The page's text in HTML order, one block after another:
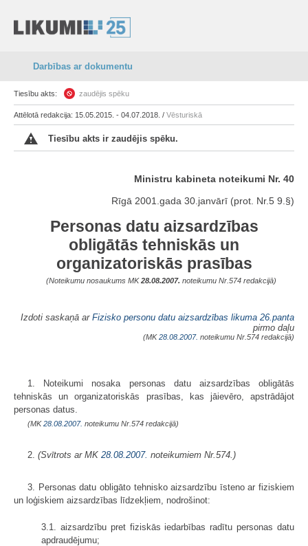
Darbības ar dokumentu
Tiesību akts: zaudējis spēku
Attēlotā redakcija: 15.05.2015. - 04.07.2018. / Vēsturiskā
Tiesību akts ir zaudējis spēku.
Ministru kabineta noteikumi Nr. 40
Rīgā 2001.gada 30.janvārī (prot. Nr.5 9.§)
Personas datu aizsardzības
obligātās tehniskās un
organizatoriskās prasības
(Noteikumu nosaukums MK28.08.2007. noteikumu Nr.574 redakcijā)
Izdoti saskaņā ar Fizisko personu datu aizsardzības likuma 26.panta
pirmo daļu
(MK28.08.2007. noteikumu Nr.574 redakcijā)
1. Noteikumi nosaka personas datu aizsardzības obligātās
tehniskās un organizatoriskās prasības, kas jāievēro, apstrādājot
personas datus.
(MK28.08.2007. noteikumu Nr.574 redakcijā)
2. (Svītrots ar MK 28.08.2007. noteikumiem Nr.574.)
3. Personas datu obligāto tehnisko aizsardzību īsteno ar fiziskiem
un loģiskiem aizsardzības līdzekļiem, nodrošinot:
3.1. aizsardzību pret fiziskās iedarbības radītu personas datu
apdraudējumu;